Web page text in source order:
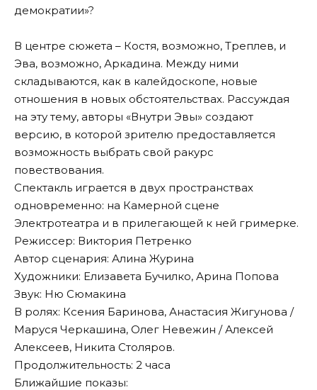
демократии»?
В центре сюжета – Костя, возможно, Треплев, и
Эва, возможно, Аркадина. Между ними
складываются, как в калейдоскопе, новые
отношения в новых обстоятельствах. Рассуждая
на эту тему, авторы «Внутри Эвы» создают
версию, в которой зрителю предоставляется
возможность выбрать свой ракурс
повествования.
Спектакль играется в двух пространствах
одновременно: на Камерной сцене
Электротеатра и в прилегающей к ней гримерке.
Режиссер: Виктория Петренко
Автор сценария: Алина Журина
Художники: Елизавета Бучилко, Арина Попова
Звук: Ню Сюмакина
В ролях: Ксения Баринова, Анастасия Жигунова /
Маруся Черкашина, Олег Невежин / Алексей
Алексеев, Никита Столяров.
Продолжительность: 2 часа
Ближайшие показы: